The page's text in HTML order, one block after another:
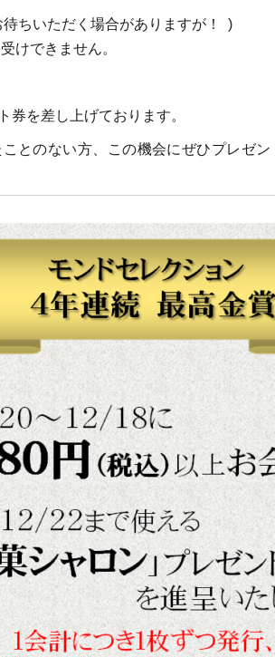
待ちいただく場合がありますが！ )
けできません。
券を差し上げております。
ことのない方、この機会にぜひプレゼ